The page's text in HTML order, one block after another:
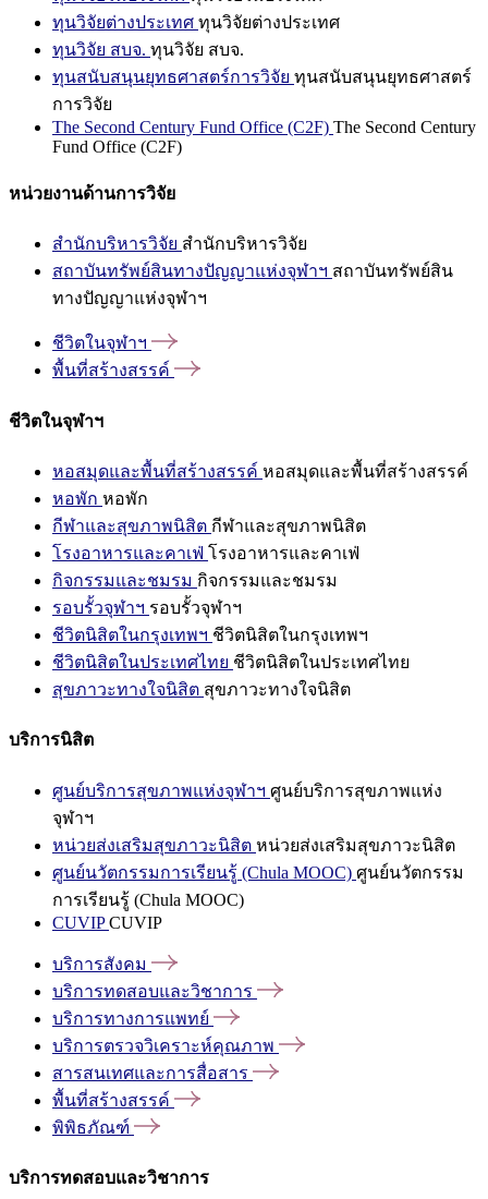
ทุนวิจัยต่างประเทศ ทุนวิจัยต่างประเทศ
ทุนวิจัย สบจ. ทุนวิจัย สบจ.
ทุนสนับสนุนยุทธศาสตร์การวิจัย ทุนสนับสนุนยุทธศาสตร์
การวิจัย
The Second Century Fund Office (C2F) The Second Century
Fund Office (C2F)
หน่วยงานด้านการวิจัย
สำนักบริหารวิจัย สำนักบริหารวิจัย
สถาบันทรัพย์สินทางปัญญาแห่งจุฬาฯ สถาบันทรัพย์สิน
ทางปัญญาแห่งจุฬาฯ
ชีวิตในจุฬาฯ
พื้นที่สร้างสรรค์
ชีวิตในจุฬาฯ
หอสมุดและพื้นที่สร้างสรรค์ หอสมุดและพื้นที่สร้างสรรค์
หอพัก หอพัก
กีฬาและสุขภาพนิสิต กีฬาและสุขภาพนิสิต
โรงอาหารและคาเฟ่ โรงอาหารและคาเฟ่
กิจกรรมและชมรม กิจกรรมและชมรม
รอบรั้วจุฬาฯ รอบรั้วจุฬาฯ
ชีวิตนิสิตในกรุงเทพฯ ชีวิตนิสิตในกรุงเทพฯ
ชีวิตนิสิตในประเทศไทย ชีวิตนิสิตในประเทศไทย
สุขภาวะทางใจนิสิต สุขภาวะทางใจนิสิต
บริการนิสิต
ศูนย์บริการสุขภาพแห่งจุฬาฯ ศูนย์บริการสุขภาพแห่ง
จุฬาฯ
หน่วยส่งเสริมสุขภาวะนิสิต หน่วยส่งเสริมสุขภาวะนิสิต
ศูนย์นวัตกรรมการเรียนรู้ (Chula MOOC) ศูนย์นวัตกรรม
การเรียนรู้ (Chula MOOC)
CUVIPCUVIP
บริการสังคม
บริการทดสอบและวิชาการ
บริการทางการแพทย์
บริการตรวจวิเคราะห์คุณภาพ
สารสนเทศและการสื่อสาร
พื้นที่สร้างสรรค์
พิพิธภัณฑ์
บริการทดสอบและวิชาการ